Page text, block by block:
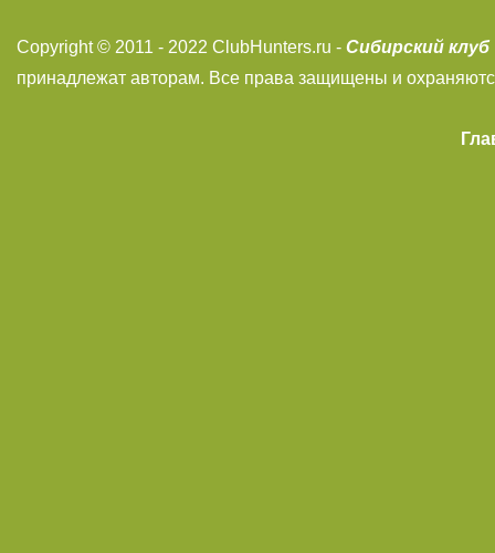
Copyright © 2011 - 2022 ClubHunters.ru - Сибирский
принадлежат авторам. Все права защищены и